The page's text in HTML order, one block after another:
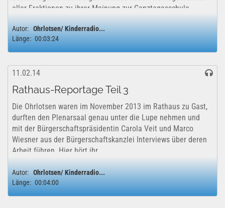
aller Fraktionen zu ihrer Meinung zur Ganztagesschule
befragt und sie auch mit anderen Fragen...
Autor: Ohrlotsen/ Kinderradio...
Länge: 00:03:24
11.02.14
Rathaus-Reportage Teil 3
Die Ohrlotsen waren im November 2013 im Rathaus zu Gast,
durften den Plenarsaal genau unter die Lupe nehmen und
mit der Bürgerschaftspräsidentin Carola Veit und Marco
Wiesner aus der Bürgerschaftskanzlei Interviews über deren
Arbeit führen. Hier hört ihr...
Autor: Ohrlotsen/ Kinderradio...
Länge: 00:04:00